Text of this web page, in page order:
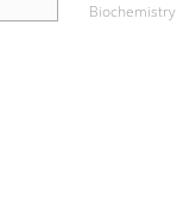
Biochemistry